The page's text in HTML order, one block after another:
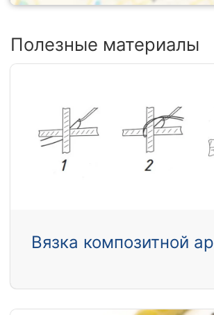
Полезные материалы
Вязка композитной